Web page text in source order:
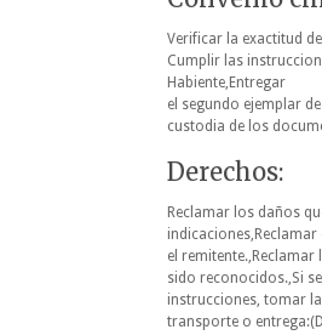
Verificar la exactitud
Cumplir las
Habiente,Entregar
el segundo ejemplar
custodia de los
Derechos:
Reclamar los daños
el
sido reconocidos.,Si
instrucciones, tomar
transporte o